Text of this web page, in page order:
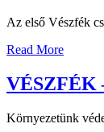
Az első Vészfék
Read More
VÉSZFÉK
Környezetünk